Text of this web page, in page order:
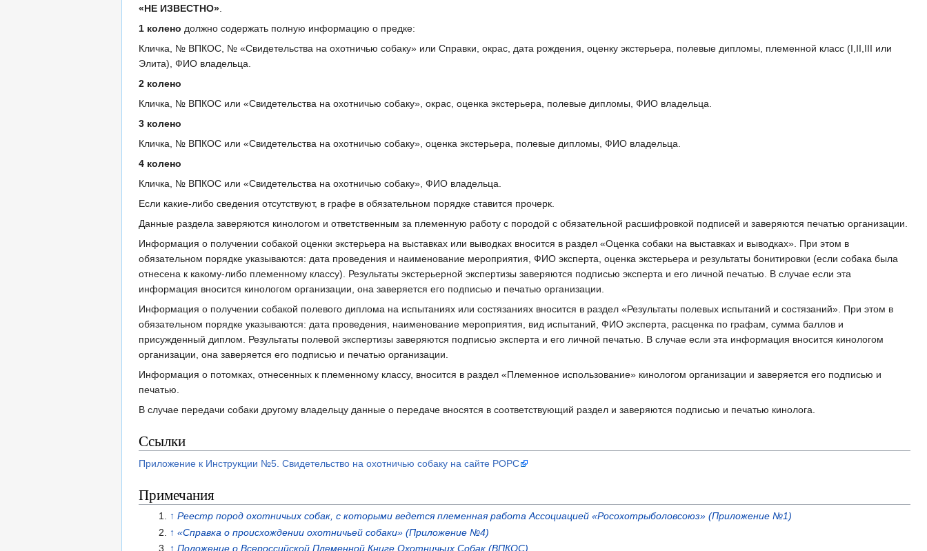
«НЕ ИЗВЕСТНО».
1 колено должно содержать полную информацию о предке:
Кличка, № ВПКОС, № «Свидетельства на охотничью собаку» или Справки, окрас, дата рождения, оценку экстерьера, полевые дипломы, племенной класс (I,II,III или
Элита), ФИО владельца.
2 колено
Кличка, № ВПКОС или «Свидетельства на охотничью собаку», окрас, оценка экстерьера, полевые дипломы, ФИО владельца.
3 колено
Кличка, № ВПКОС или «Свидетельства на охотничью собаку», оценка экстерьера, полевые дипломы, ФИО владельца.
4 колено
Кличка, № ВПКОС или «Свидетельства на охотничью собаку», ФИО владельца.
Если какие-либо сведения отсутствуют, в графе в обязательном порядке ставится прочерк.
Данные раздела заверяются кинологом и ответственным за племенную работу с породой с обязательной расшифровкой подписей и заверяются печатью организации.
Информация о получении собакой оценки экстерьера на выставках или выводках вносится в раздел «Оценка собаки на выставках и выводках». При этом в
обязательном порядке указываются: дата проведения и наименование мероприятия, ФИО эксперта, оценка экстерьера и результаты бонитировки (если собака была
отнесена к какому-либо племенному классу). Результаты экстерьерной экспертизы заверяются подписью эксперта и его личной печатью. В случае если эта
информация вносится кинологом организации, она заверяется его подписью и печатью организации.
Информация о получении собакой полевого диплома на испытаниях или состязаниях вносится в раздел «Результаты полевых испытаний и состязаний». При этом в
обязательном порядке указываются: дата проведения, наименование мероприятия, вид испытаний, ФИО эксперта, расценка по графам, сумма баллов и
присужденный диплом. Результаты полевой экспертизы заверяются подписью эксперта и его личной печатью. В случае если эта информация вносится кинологом
организации, она заверяется его подписью и печатью организации.
Информация о потомках, отнесенных к племенному классу, вносится в раздел «Племенное использование» кинологом организации и заверяется его подписью и
печатью.
В случае передачи собаки другому владельцу данные о передаче вносятся в соответствующий раздел и заверяются подписью и печатью кинолога.
Ссылки
Приложение к Инструкции №5. Свидетельство на охотничью собаку на сайте РОРС
Примечания
↑ Реестр пород охотничьих собак, с которыми ведется племенная работа Ассоциацией «Росохотрыболовсоюз» (Приложение №1)
↑ «Справка о происхождении охотничьей собаки» (Приложение №4)
↑ Положение о Всероссийской Племенной Книге Охотничьих Собак (ВПКОС)